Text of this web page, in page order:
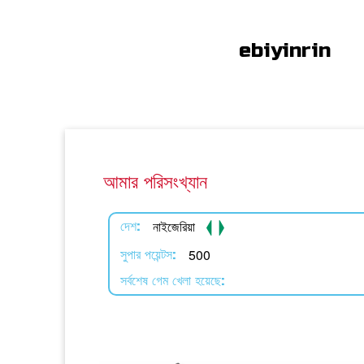
ebiyinrin
আমার পরিসংখ্যান
দেশ: নাইজেরিয়া
সুপার পয়েন্টস: 500
সর্বশেষ গেম খেলা হয়েছে: